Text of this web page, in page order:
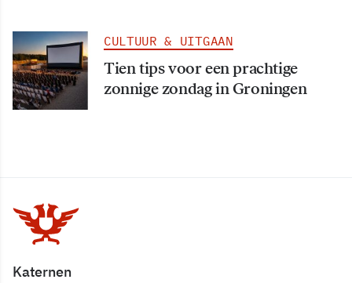
CULTUUR & UITGAAN
Tien tips voor een prachtige
zonnige zondag in Groningen
Katernen